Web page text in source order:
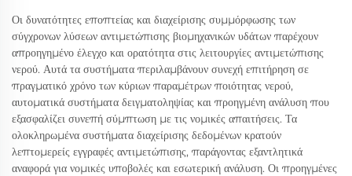
Οι δυνατότητες εποπτείας και διαχείρισης συμμόρφωσης των
σύγχρονων λύσεων αντιμετώπισης βιομηχανικών υδάτων παρέχουν
απροηγημένο έλεγχο και ορατότητα στις λειτουργίες αντιμετώπισης
νερού. Αυτά τα συστήματα περιλαμβάνουν συνεχή επιτήρηση σε
πραγματικό χρόνο των κύριων παραμέτρων ποιότητας νερού,
αυτοματικά συστήματα δειγματοληψίας και προηγμένη ανάλυση που
εξασφαλίζει συνεπή σύμπτωση με τις νομικές απαιτήσεις. Τα
ολοκληρωμένα συστήματα διαχείρισης δεδομένων κρατούν
λεπτομερείς εγγραφές αντιμετώπισης, παράγοντας εξαντλητικά
αναφορά για νομικές υποβολές και εσωτερική ανάλυση. Οι προηγμένες